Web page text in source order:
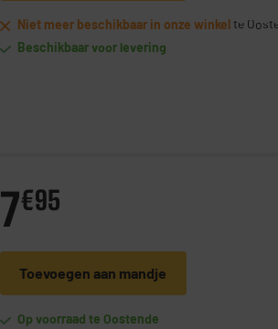
Niet meer beschikbaar in onze winkel te
Beschikbaar voor levering
7€95
Toevoegen aan mandje
Op voorraad te Oostende